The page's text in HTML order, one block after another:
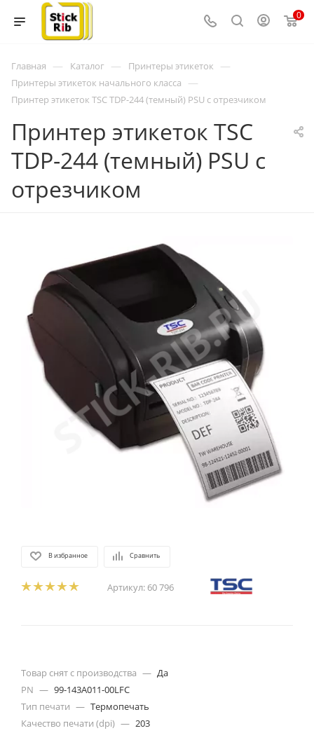
0
Главная — Каталог — Принтеры этикеток —
Принтеры этикеток начального класса —
Принтер этикеток TSC TDP-244 (темный) PSU с отрезчиком
Принтер этикеток TSC
TDP-244 (темный) PSU с
отрезчиком
В избранное Сравнить
Артикул: 60 796
Товар снят с производства — Да
PN — 99-143A011-00LFC
Тип печати — Термопечать
Качество печати (dpi) — 203